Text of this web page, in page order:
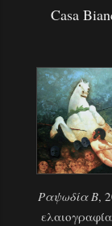
Casa
Ραψωδία Β,